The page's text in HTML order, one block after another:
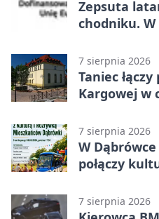
Zepsuta
chodniku. W
7 sierpnia 2026
Taniec
Kargowej w
7 sierpnia 2026
W
połączy
7 sierpnia 2026